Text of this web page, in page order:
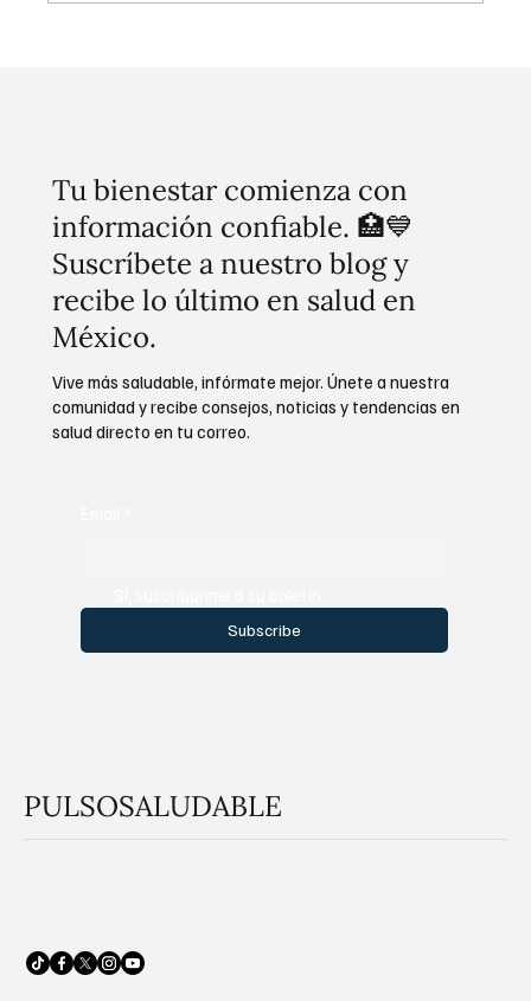
Tu bienestar comienza con
información confiable. 🏥💙
Suscríbete a nuestro blog y
recibe lo último en salud en
México.
Subscribe
Vive más saludable, infórmate mejor. Únete a nuestra
comunidad y recibe consejos, noticias y tendencias en
salud directo en tu correo.
PULSOSALUDABLE